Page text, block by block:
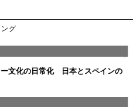
グ
文化の日常化 日本とスペインの